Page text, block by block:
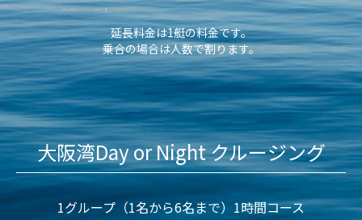
延長料金は1艇の料金です。
乗合の場合は人数で割ります。
大阪湾Day or Night クルージング
1グループ（1名から6名まで）1時間コース